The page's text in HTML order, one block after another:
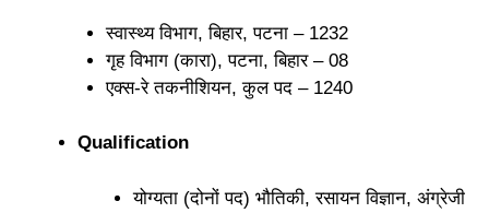
स्वास्थ्य विभाग, बिहार, पटना – 1232
गृह विभाग (कारा), पटना, बिहार – 08
एक्स-रे तकनीशियन, कुल पद – 1240
Qualification
योग्यता (दोनों पद) भौतिकी, रसायन विज्ञान, अंग्रेजी